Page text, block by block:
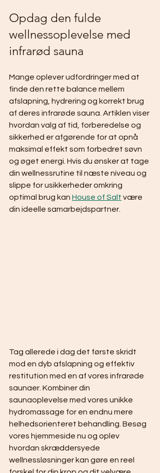
Opdag den fulde
wellnessoplevelse med
infrarød sauna
Mange oplever udfordringer med at
finde den rette balance mellem
afslapning, hydrering og korrekt brug
af deres infrarøde sauna. Artiklen viser
hvordan valg af tid, forberedelse og
sikkerhed er afgørende for at opnå
maksimal effekt som forbedret søvn
og øget energi. Hvis du ønsker at tage
din wellnessrutine til næste niveau og
slippe for usikkerheder omkring
optimal brug kan House of Salt være
din ideelle samarbejdspartner.
Tag allerede i dag det første skridt
mod en dyb afslapning og effektiv
restitution med en af vores infrarøde
saunaer. Kombiner din
saunaoplevelse med vores unikke
hydromassage for en endnu mere
helhedsorienteret behandling. Besøg
vores hjemmeside nu og oplev
hvordan skræddersyede
wellnessløsninger kan gøre en reel